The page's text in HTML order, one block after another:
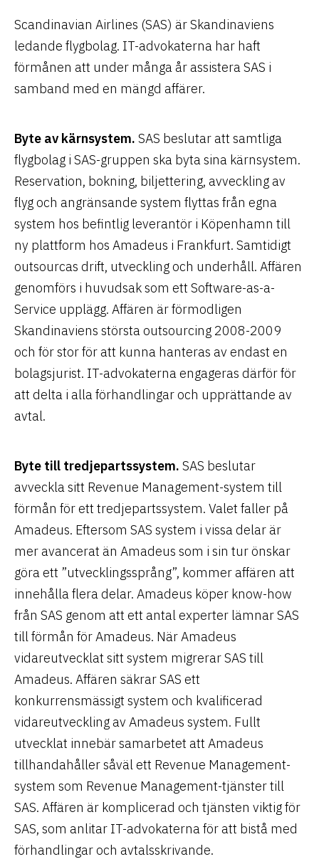
Scandinavian Airlines (SAS) är Skandinaviens
ledande flygbolag. IT-advokaterna har haft
förmånen att under många år assistera SAS i
samband med en mängd affärer.
Byte av kärnsystem. SAS beslutar att samtliga
flygbolag i SAS-gruppen ska byta sina kärnsystem.
Reservation, bokning, biljettering, avveckling av
flyg och angränsande system flyttas från egna
system hos befintlig leverantör i Köpenhamn till
ny plattform hos Amadeus i Frankfurt. Samtidigt
outsourcas drift, utveckling och underhåll. Affären
genomförs i huvudsak som ett Software-as-a-
Service upplägg. Affären är förmodligen
Skandinaviens största outsourcing 2008-2009
och för stor för att kunna hanteras av endast en
bolagsjurist. IT-advokaterna engageras därför för
att delta i alla förhandlingar och upprättande av
avtal.
Byte till tredjepartssystem. SAS beslutar
avveckla sitt Revenue Management-system till
förmån för ett tredjepartssystem. Valet faller på
Amadeus. Eftersom SAS system i vissa delar är
mer avancerat än Amadeus som i sin tur önskar
göra ett ”utvecklingssprång”, kommer affären att
innehålla flera delar. Amadeus köper know-how
från SAS genom att ett antal experter lämnar SAS
till förmån för Amadeus. När Amadeus
vidareutvecklat sitt system migrerar SAS till
Amadeus. Affären säkrar SAS ett
konkurrensmässigt system och kvalificerad
vidareutveckling av Amadeus system. Fullt
utvecklat innebär samarbetet att Amadeus
tillhandahåller såväl ett Revenue Management-
system som Revenue Management-tjänster till
SAS. Affären är komplicerad och tjänsten viktig för
SAS, som anlitar IT-advokaterna för att bistå med
förhandlingar och avtalsskrivande.